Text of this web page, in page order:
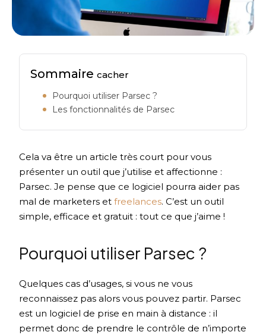
Sommairecacher
Pourquoi utiliser Parsec ?
Les fonctionnalités de Parsec
Cela va être un article très court pour vous
présenter un outil que j’utilise et affectionne :
Parsec. Je pense que ce logiciel pourra aider pas
mal de marketers etfreelances. C’est un outil
simple, efficace et gratuit : tout ce que j’aime !
Pourquoi utiliser Parsec ?
Quelques cas d’usages, si vous ne vous
reconnaissez pas alors vous pouvez partir. Parsec
est un logiciel de prise en main à distance : il
permet donc de prendre le contrôle de n’importe